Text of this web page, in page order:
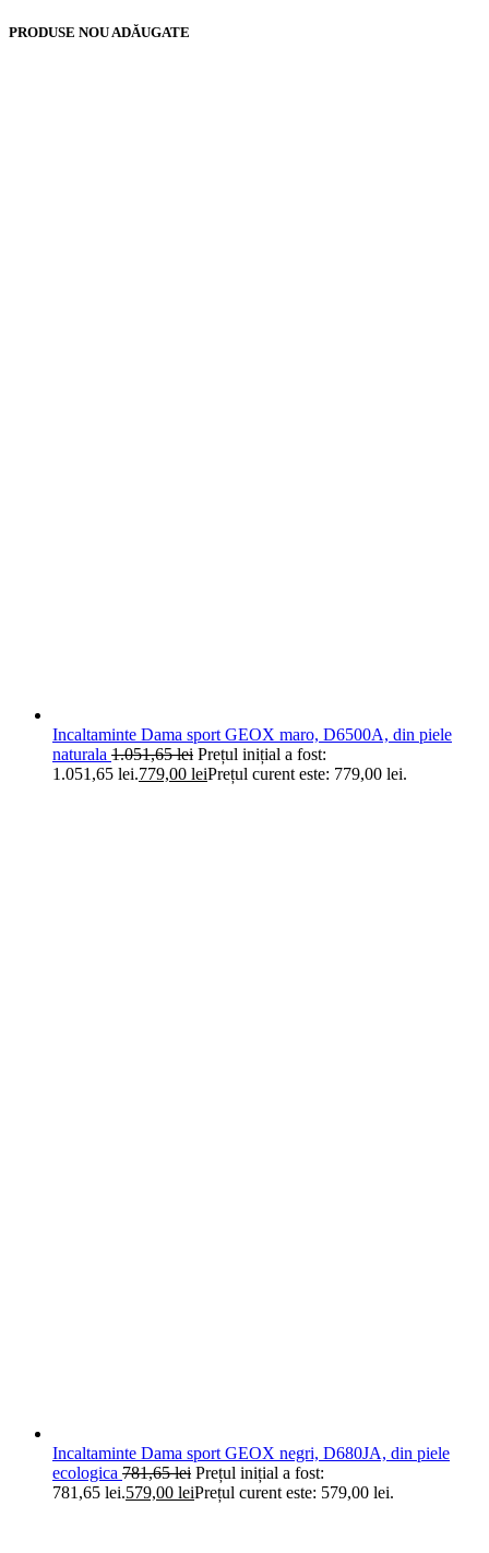
PRODUSE NOU ADĂUGATE
Incaltaminte Dama sport GEOX maro, D6500A, din piele
naturala 1.051,65lei Prețul inițial a fost:
1.051,65 lei.779,00 leiPrețul curent este: 779,00 lei.
Incaltaminte Dama sport GEOX negri, D680JA, din piele
ecologica 781,65lei Prețul inițial a fost:
781,65 lei.579,00 leiPrețul curent este: 579,00 lei.